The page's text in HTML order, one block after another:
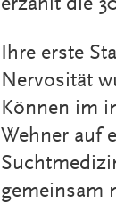
erzählt die
Ihre erste
Nervosität
Können im
Wehner auf
gemeinsam